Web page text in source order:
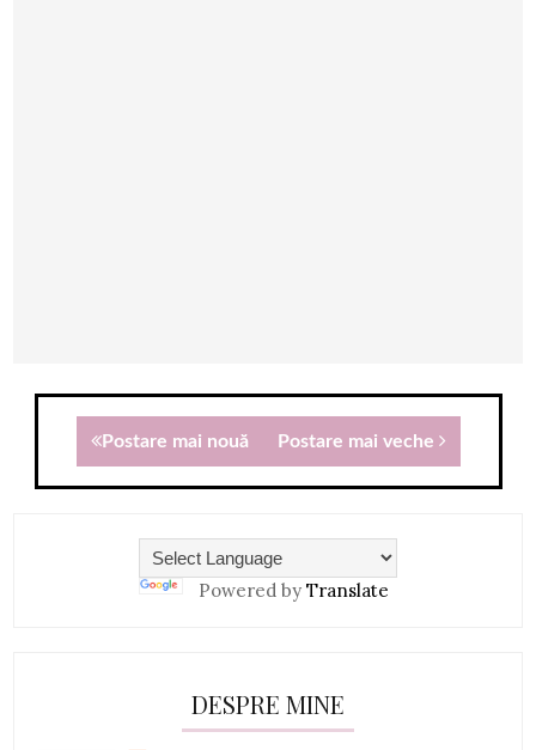
Postare mai nouă Postare mai veche
Powered by Translate
DESPRE MINE